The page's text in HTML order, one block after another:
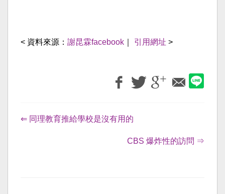
< 資料來源： 謝昆霖facebook 引用網址 >
⇐ 同理教育推給學校是沒有用的
CBS 爆炸性的訪問 ⇒